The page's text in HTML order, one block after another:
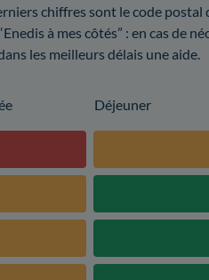
chiffres sont le code
à mes côtés” : en cas de
les meilleurs délais une aide.
Déjeuner